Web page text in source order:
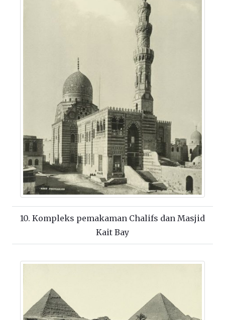
10. Kompleks pemakaman Chalifs dan Masjid
Kait Bay